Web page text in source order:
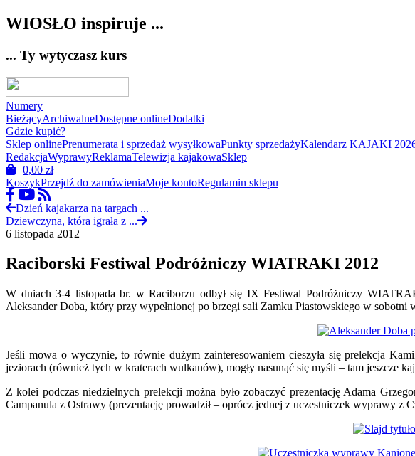
WIOSŁO inspiruje ...
... Ty wytyczasz kurs
Numery
BieżącyArchiwalneDostępne onlineDodatki
Gdzie kupić?
Sklep onlinePrenumerata i sprzedaż wysyłkowaPunkty sprzedażyKalendarz KAJAKI
RedakcjaWyprawyReklamaTelewizja kajakowaSklep
0,00 zł
KoszykPrzejdź do zamówieniaMoje kontoRegulamin sklepu
Dzień kajakarza na targach ...
Dziewczyna, która igrała z ...
6 listopada 2012
Raciborski Festiwal Podróżniczy WIATRAKI 2012
W dniach 3-4 listopada br. w Raciborzu odbył się IX Festiwal Podróżniczy
Aleksander Doba, który przy wypełnionej po brzegi sali Zamku Piastowskiego w
Jeśli mowa o wyczynie, to równie dużym zainteresowaniem cieszyła się prelekcja
jeziorach (również tych w kraterach wulkanów), mogły nasunąć się myśli – tam jeszcze
Z kolei podczas niedzielnych prelekcji można było zobaczyć prezentację Adama
Campanula z Ostrawy (prezentację prowadził – oprócz jednej z uczestniczek wyprawy z